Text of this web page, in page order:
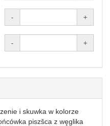
- +
- +
i skuwka w kolorze
piszšca z węglika